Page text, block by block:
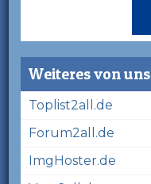
Weiteres von uns
Toplist2all.de
Forum2all.de
ImgHoster.de